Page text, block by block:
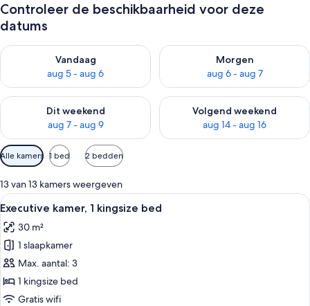
Controleer de beschikbaarheid voor deze
datums
Vandaag
aug 5 - aug 6
De beschikbaarheid controleren voor vanavond aug 5 - aug 6
Morgen
aug 6 - aug 7
De beschikbaarheid
Dit weekend
aug 7 - aug 9
De beschikbaarheid controleren voor dit weekend aug 7 -
Volgend weekend
aug 14 - aug 16
De beschikbaarheid
Beschikbare
filters
voor
kamers
Alle kamers 1 bed 2 bedden
13 van 13 kamers weergeven
Alle
foto's
voor
Executive
kamer,
1
kingsize
Een moderne hotelkamer met een
13
Executive kamer, 1 kingsize bed
30 m²
1 slaapkamer
Max. aantal: 3
1 kingsize bed
Gratis wifi